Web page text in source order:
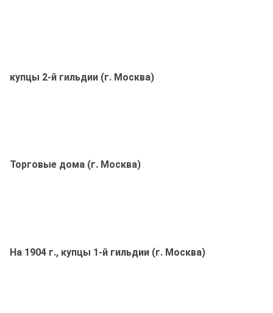
купцы 2-й гильдии (г. Москва)
Торговые дома (г. Москва)
На 1904 г., купцы 1-й гильдии (г. Москва)